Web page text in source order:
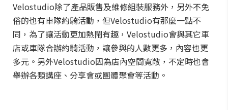
Velostudio除了產品販售及維修組裝服務外，另外不免
俗的也有車隊約騎活動，但Velostudio有那麼一點不
同，為了讓活動更加熱鬧有趣，Velostudio會與其它車
店或車隊合辦約騎活動，讓參與的人數更多，內容也更
多元。另外Velostudio因為店內空間寬敞，不定時也會
舉辦各類講座、分享會或團體聚會等活動。